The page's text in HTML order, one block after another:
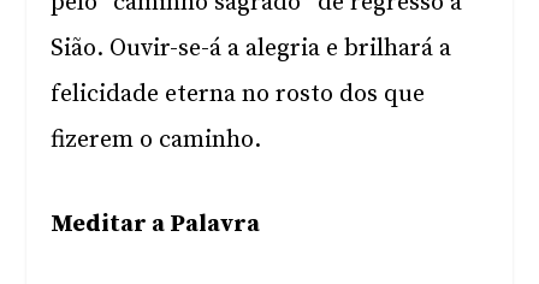
Sião. Ouvir-se-á a alegria e brilhará a
felicidade eterna no rosto dos que
fizerem o caminho.
Meditar a Palavra